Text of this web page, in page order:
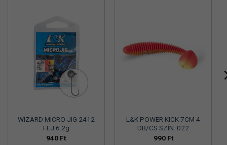
WIZARD MICRO JIG 2412
FEJ 6 2g
940 Ft
L&K POWER KICK 7CM 4
DB/CS SZÍN: 022
990 Ft